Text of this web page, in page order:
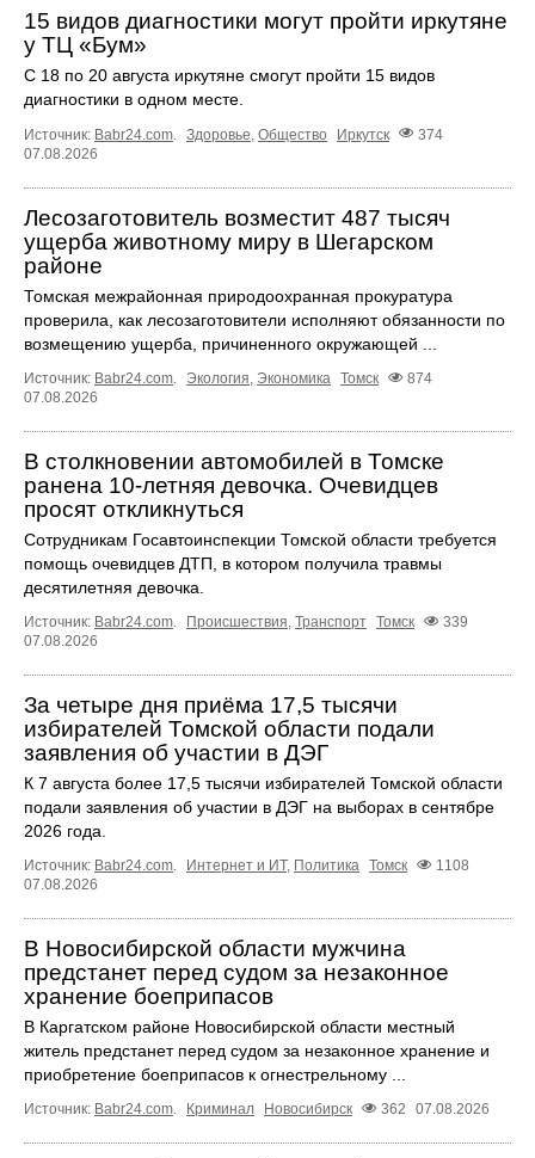
15 видов диагностики могут пройти иркутяне
у ТЦ «Бум»
С 18 по 20 августа иркутяне смогут пройти 15 видов
диагностики в одном месте.
Источник: Babr24.com Здоровье Общество Иркутск
374
07.08.2026
Лесозаготовитель возместит 487 тысяч
ущерба животному миру в Шегарском
районе
Томская межрайонная природоохранная прокуратура
проверила, как лесозаготовители исполняют обязанности по
возмещению ущерба, причиненного окружающей ...
Источник: Babr24.com Экология Экономика Томск
874
07.08.2026
В столкновении автомобилей в Томске
ранена 10-летняя девочка. Очевидцев
просят откликнуться
Сотрудникам Госавтоинспекции Томской области требуется
помощь очевидцев ДТП, в котором получила травмы
десятилетняя девочка.
Источник: Babr24.com Происшествия Транспорт Томск
339
07.08.2026
За четыре дня приёма 17,5 тысячи
избирателей Томской области подали
заявления об участии в ДЭГ
К 7 августа более 17,5 тысячи избирателей Томской области
подали заявления об участии в ДЭГ на выборах в сентябре
2026 года.
Источник: Babr24.com. Интернет и ИТ, Политика Томск
1108
07.08.2026
В Новосибирской области мужчина
предстанет перед судом за незаконное
хранение боеприпасов
В Каргатском районе Новосибирской области местный
житель предстанет перед судом за незаконное хранение и
приобретение боеприпасов к огнестрельному ...
Источник: Babr24.com. Криминал Новосибирск 362 07.08.2026